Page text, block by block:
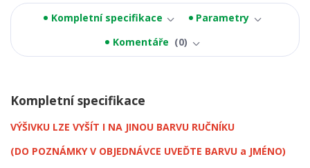
Kompletní specifikace
Parametry
Komentáře
0
Kompletní specifikace
VÝŠIVKU LZE VYŠÍT I NA JINOU BARVU RUČNÍKU
(DO POZNÁMKY V OBJEDNÁVCE UVEĎTE BARVU a JMÉNO)